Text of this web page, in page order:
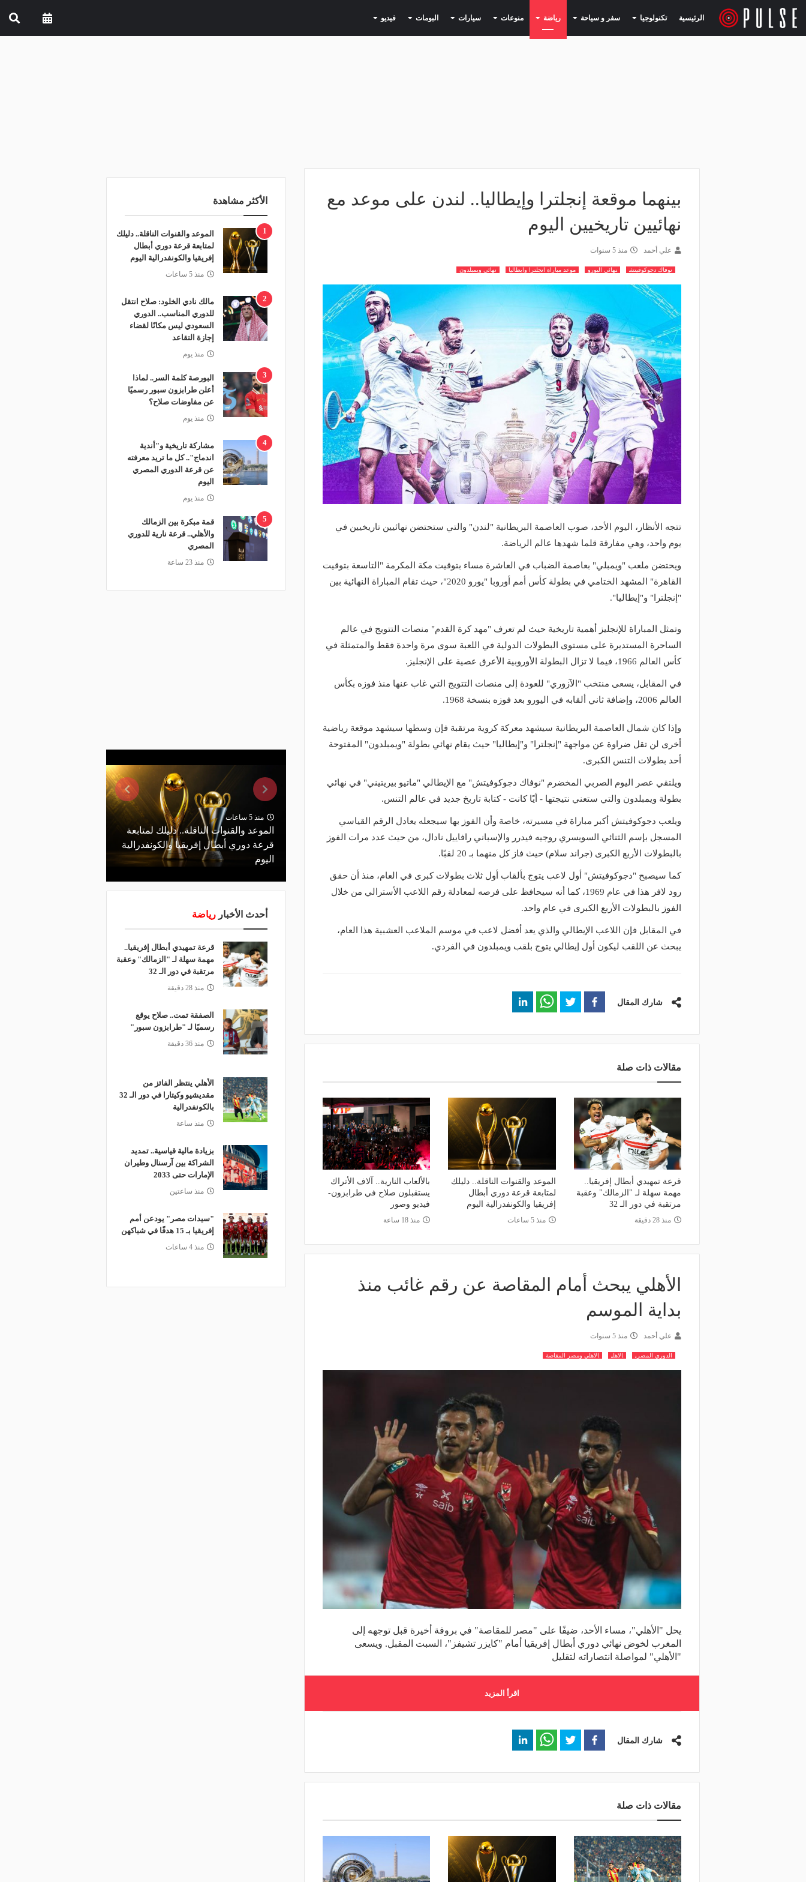
الرئيسية تكنولوجيا (current) سفر و سياحة (current) رياضة (current) منوعات (current) سيارات (current) البومات (current) فيديو (current)
بينهما موقعة إنجلترا وإيطاليا.. لندن على موعد مع
نهائيين تاريخيين اليوم
علي أحمد منذ 5 سنوات
نوفاك دجوكوفيتش نهائي اليورو موعد مباراة انجلترا وايطاليا نهائي ويمبلدون
تتجه الأنظار، اليوم الأحد، صوب العاصمة البريطانية "لندن" والتي ستحتضن نهائيين تاريخيين في
يوم واحد، وهي مفارقة قلما شهدها عالم الرياضة.
ويحتضن ملعب "ويمبلي" بعاصمة الضباب في العاشرة مساء بتوقيت مكة المكرمة "التاسعة بتوقيت
القاهرة" المشهد الختامي في بطولة كأس أمم أوروبا "يورو 2020"، حيث تقام المباراة النهائية بين
"إنجلترا" و"إيطاليا".
وتمثل المباراة للإنجليز أهمية تاريخية حيث لم تعرف "مهد كرة القدم" منصات التتويج في عالم
الساحرة المستديرة على مستوى البطولات الدولية في اللعبة سوى مرة واحدة فقط والمتمثلة في
كأس العالم 1966، فيما لا تزال البطولة الأوروبية الأعرق عصية على الإنجليز.
في المقابل، يسعى منتخب "الآزوري" للعودة إلى منصات التتويج التي غاب عنها منذ فوزه بكأس
العالم 2006، وإضافة ثاني ألقابه في اليورو بعد فوزه بنسخة 1968.
وإذا كان شمال العاصمة البريطانية سيشهد معركة كروية مرتقبة فإن وسطها سيشهد موقعة رياضية
أخرى لن تقل ضراوة عن مواجهة "إنجلترا" و"إيطاليا" حيث يقام نهائي بطولة "ويمبلدون" المفتوحة
أحد بطولات التنس الكبرى.
ويلتقي عصر اليوم الصربي المخضرم "نوفاك دجوكوفيتش" مع الإيطالي "ماتيو بيريتيني" في نهائي
بطولة ويمبلدون والتي ستعني نتيجتها - أيًا كانت - كتابة تاريخ جديد في عالم التنس.
ويلعب دجوكوفيتش أكبر مباراة في مسيرته، خاصة وأن الفوز بها سيجعله يعادل الرقم القياسي
المسجل بإسم الثنائي السويسري روجيه فيدرر والإسباني رافاييل نادال، من حيث عدد مرات الفوز
بالبطولات الأربع الكبرى (جراند سلام) حيث فاز كل منهما بـ 20 لقبًا.
كما سيصبح "دجوكوفيتش" أول لاعب يتوج بألقاب أول ثلاث بطولات كبرى في العام، منذ أن حقق
رود لافر هذا في عام 1969، كما أنه سيحافظ على فرصه لمعادلة رقم اللاعب الأسترالي من خلال
الفوز بالبطولات الأربع الكبرى في عام واحد.
في المقابل فإن اللاعب الإيطالي والذي يعد أفضل لاعب في موسم الملاعب العشبية هذا العام،
يبحث عن اللقب ليكون أول إيطالي يتوج بلقب ويمبلدون في الفردي.
شارك المقال
مقالات ذات صلة
قرعة تمهيدي أبطال إفريقيا..
مهمة سهلة لـ "الزمالك" وعقبة
مرتقبة في دور الـ 32
منذ 28 دقيقة
الموعد والقنوات الناقلة.. دليلك
لمتابعة قرعة دوري أبطال
إفريقيا والكونفدرالية اليوم
منذ 5 ساعات
بالألعاب النارية.. آلاف الأتراك
يستقبلون صلاح في طرابزون-
فيديو وصور
منذ 18 ساعة
الأهلي يبحث أمام المقاصة عن رقم غائب منذ
بداية الموسم
علي أحمد منذ 5 سنوات
الدوري المصري الاهلي الاهلي ومصر المقاصة
يحل "الأهلي"، مساء الأحد، ضيفًا على "مصر للمقاصة" في بروفة أخيرة قبل توجهه إلى
المغرب لخوض نهائي دوري أبطال إفريقيا أمام "كايزر تشيفز"، السبت المقبل. ويسعى
"الأهلي" لمواصلة انتصاراته لتقليل
اقرأ المزيد
شارك المقال
مقالات ذات صلة
الأكثر مشاهدة
1
الموعد والقنوات الناقلة.. دليلك
لمتابعة قرعة دوري أبطال
إفريقيا والكونفدرالية اليوم
منذ 5 ساعات
2
مالك نادي الخلود: صلاح انتقل
للدوري المناسب.. الدوري
السعودي ليس مكانًا لقضاء
إجازة التقاعد
منذ يوم
3
البورصة كلمة السر.. لماذا
أعلن طرابزون سبور رسميًا
عن مفاوضات صلاح؟
منذ يوم
4
مشاركة تاريخية و"أندية
اندماج".. كل ما تريد معرفته
عن قرعة الدوري المصري
اليوم
منذ يوم
5
قمة مبكرة بين الزمالك
والأهلي.. قرعة نارية للدوري
المصري
منذ 23 ساعة
منذ 5 ساعات
الموعد والقنوات الناقلة.. دليلك لمتابعة
قرعة دوري أبطال إفريقيا والكونفدرالية
اليوم
منذ يوم
المناسب.. الدوري السعودي ليس مكانًا
لقضاء إجازة التقاعد
منذ يوم
طرابزون سبور رسميًا عن مفاوضات
صلاح؟
أحدث الأخبار رياضة
قرعة تمهيدي أبطال إفريقيا..
مهمة سهلة لـ "الزمالك" وعقبة
مرتقبة في دور الـ 32
منذ 28 دقيقة
الصفقة تمت.. صلاح يوقع
رسميًا لـ "طرابزون سبور"
منذ 36 دقيقة
الأهلي ينتظر الفائز من
مقديشيو وكيتارا في دور الـ 32
بالكونفدرالية
منذ ساعة
بزيادة مالية قياسية.. تمديد
الشراكة بين آرسنال وطيران
الإمارات حتى 2033
منذ ساعتين
"سيدات مصر" يودعن أمم
إفريقيا بـ 15 هدفًا في شباكهن
منذ 4 ساعات